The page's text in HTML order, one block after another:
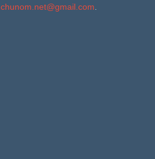
chunom.net@gmail.com